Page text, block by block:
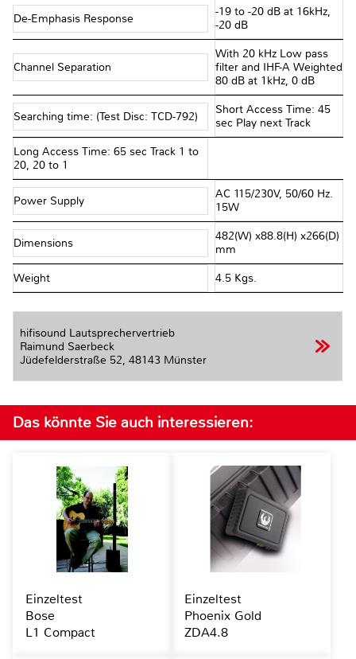
De-Emphasis Response
-19 to -20 dB at 16kHz,
-20 dB
Channel Separation
With 20 kHz Low pass
filter and IHF-A Weighted
80 dB at 1kHz, 0 dB
Searching time: (Test Disc: TCD-792)
Short Access Time: 45
sec Play next Track
Long Access Time: 65 sec Track 1 to
20, 20 to 1
Power Supply
AC 115/230V, 50/60 Hz.
15W
Dimensions
482(W) x88.8(H) x266(D)
mm
Weight 4.5 Kgs.
hifisound Lautsprechervertrieb
Raimund Saerbeck
Jüdefelderstraße 52, 48143 Münster
Das könnte Sie auch interessieren:
Einzeltest
Bose
L1 Compact
Einzeltest
Phoenix Gold
ZDA4.8